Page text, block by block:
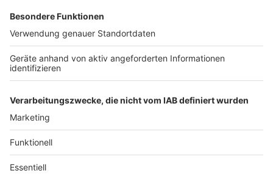
ihre Erinnerungen und Erlebnisse in Buchform festgehalten.
In ..Just Kids: Die Geschichte einer Freundschaft" nimmt uns
Patti mit in ihre Kindheit in New York, als sie sich schwor,
Künstlerin zu werden.
Jetzt bei Amazon bestellen!
Francis Rossi